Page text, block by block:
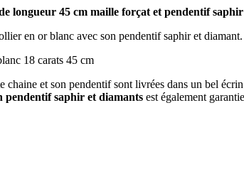
longueur 45 cm maille forçat et pendentif
en or blanc avec son pendentif saphir et
18 carats 45 cm
chaine et son pendentif sont livrées dans un bel
pendentif saphir et diamants est également